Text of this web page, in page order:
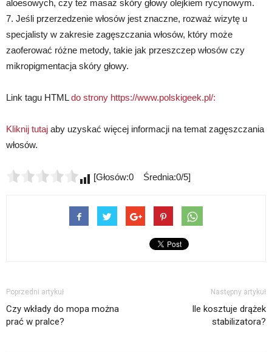
aloesowych, czy też masaż skóry głowy olejkiem rycynowym.
7. Jeśli przerzedzenie włosów jest znaczne, rozważ wizytę u
specjalisty w zakresie zagęszczania włosów, który może
zaoferować różne metody, takie jak przeszczep włosów czy
mikropigmentacja skóry głowy.
Link tagu HTMLdo strony https://www.polskigeek.pl/:
Kliknij tutaj aby uzyskać więcej informacji na temat zagęszczania
włosów.
[Głosów:0 Średnia:0/5]
Poprzedni artykuł
Czy wkłady do mopa można
prać w pralce?
Następny artykuł
Ile kosztuje drążek
stabilizatora?